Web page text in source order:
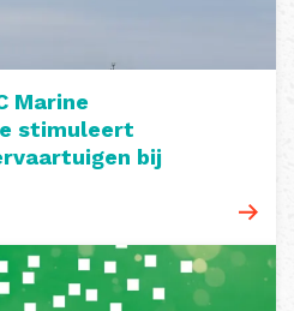
Marine
stimuleert
bij